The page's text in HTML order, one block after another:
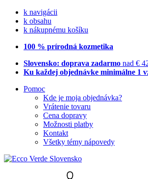
k navigácii
k obsahu
k nákupnému košíku
100 % prírodná kozmetika
Slovensko: doprava zadarmo nad €
Ku každej objednávke minimálne 1
Pomoc
Kde je moja objednávka?
Vrátenie tovaru
Cena dopravy
Možnosti platby
Kontakt
Všetky témy nápovedy